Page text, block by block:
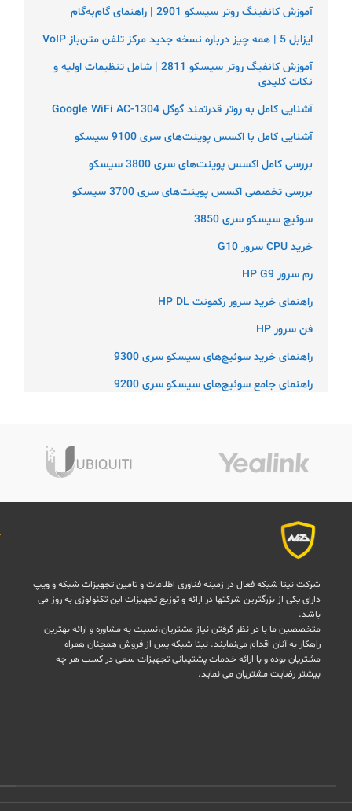
آموزش کانفینگ روتر سیسکو 2901 | راهنمای گام‌به‌گام
ایزابل 5 | همه چیز درباره نسخه جدید مرکز تلفن متن‌باز VoIP
آموزش کانفیگ روتر سیسکو 2811 | شامل تنظیمات اولیه و
نکات کلیدی
آشنایی کامل به روتر قدرتمند گوگل Google WiFi AC-1304
آشنایی کامل با اکسس پوینت‌های سری 9100 سیسکو
بررسی کامل اکسس پوینت‌های سری 3800 سیسکو
بررسی تخصصی اکسس پوینت‌های سری 3700 سیسکو
سوئیچ سیسکو سری 3850
خرید CPU سرور G10
رم سرور HP G9
راهنمای خرید سرور رکمونت HP DL
فن سرور HP
راهنمای خرید سوئیچ‌های سیسکو سری 9300
راهنمای جامع سوئیچ‌های سیسکو سری 9200
شرکت نیتا شبکه فعال در زمینه فناوری اطلاعات و تامین تجهیزات شبکه و ویپ
دارای یکی از بزرگترین شرکتها در ارائه و توزیع تجهیزات این تکنولوژی به روز می
باشد.
متخصصین ما با در نظر گرفتن نیاز مشتریان،نسبت به مشاوره و ارائه بهترین
راهکار به آنان اقدام می‌نمایند. نیتا شبکه پس از فروش همچنان همراه
مشتریان بوده و با ارائه خدمات پشتیبانی تجهیزات سعی در کسب هر چه
بیشتر رضایت مشتریان می نماید.